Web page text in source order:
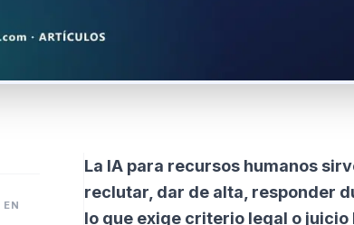
EN
La IA para recursos humanos
reclutar, dar de alta, responder
lo que exige criterio legal o